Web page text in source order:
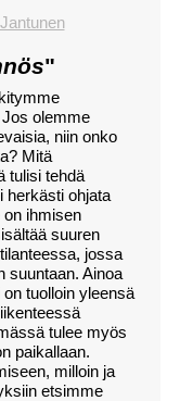
"
olemme
niin onko
Mitä
tulisi tehdä
herkästi ohjata
ihmisen
suuren
jossa
suuntaan. Ainoa
tuolloin yleensä
tulee myös
paikallaan.
milloin ja
etsimme